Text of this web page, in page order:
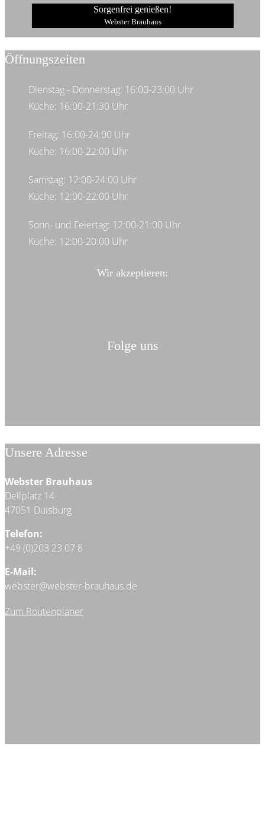
Sorgenfrei genießen!
Webster Brauhaus
Öffnungszeiten
Dienstag - Donnerstag: 16:00-23:00 Uhr
Küche: 16:00-21:30 Uhr
Freitag: 16:00-24:00 Uhr
Küche: 16:00-22:00 Uhr
Samstag: 12:00-24:00 Uhr
Küche: 12:00-22:00 Uhr
Sonn- und Feiertag: 12:00-21:00 Uhr
Küche: 12:00-20:00 Uhr
Wir akzeptieren:
Folge uns
Unsere Adresse
Webster Brauhaus
Dellplatz 14
47051 Duisburg
Telefon:
+49 (0)203 23 07 8
E-Mail:
webster@webster-brauhaus.de
Zum Routenplaner